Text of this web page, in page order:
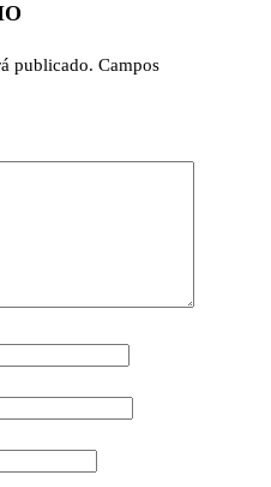
publicado. Campos